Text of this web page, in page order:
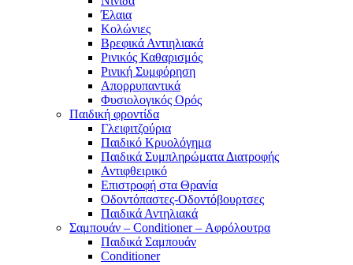
Έλαια
Κολώνιες
Βρεφικά Αντιηλιακά
Ρινικός Καθαρισμός
Ρινική Συμφόρηση
Απορρυπαντικά
Φυσιολογικός Ορός
Παιδική φροντίδα
Γλειφιτζούρια
Παιδικό Κρυολόγημα
Παιδικά Συμπληρώματα Διατροφής
Αντιφθειρικό
Επιστροφή στα Θρανία
Οδοντόπαστες-Οδοντόβουρτσες
Παιδικά Αντηλιακά
Σαμπουάν – Conditioner – Αφρόλουτρα
Παιδικά Σαμπουάν
Conditioner